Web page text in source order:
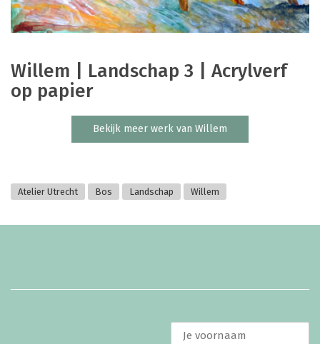
Willem | Landschap 3 | Acrylverf
op papier
Bekijk meer werk van Willem
Atelier Utrecht Bos Landschap Willem